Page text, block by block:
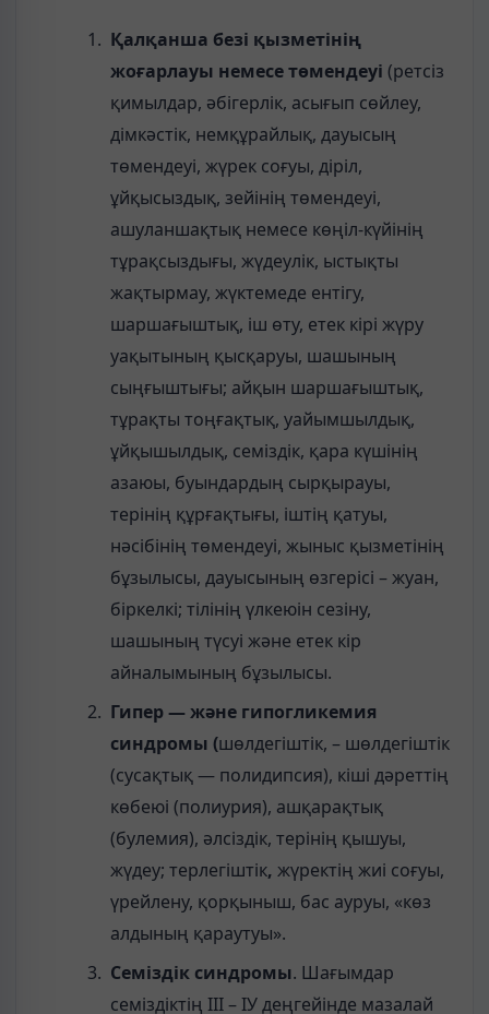
Қалқанша безі қызметінің
жоғарлауы немесе төмендеуі (ретсіз
қимылдар, әбігерлік, асығып сөйлеу,
дімкәстік, немқұрайлық, дауысың
төмендеуі, жүрек соғуы, діріл,
ұйқысыздық, зейінің төмендеуі,
ашуланшақтық немесе көңіл-күйінің
тұрақсыздығы, жүдеулік, ыстықты
жақтырмау, жүктемеде ентігу,
шаршағыштық, іш өту, етек кірі жүру
уақытының қысқаруы, шашының
сыңғыштығы; айқын шаршағыштық,
тұрақты тоңғақтық, уайымшылдық,
ұйқышылдық, семіздік, қара күшінің
азаюы, буындардың сырқырауы,
терінің құрғақтығы, іштің қатуы,
нәсібінің төмендеуі, жыныс қызметінің
бұзылысы, дауысының өзгерісі – жуан,
біркелкі; тілінің үлкеюін сезіну,
шашының түсуі және етек кір
айналымының бұзылысы.
Гипер — және гипогликемия
синдромы (шөлдегіштік, – шөлдегіштік
(сусақтық — полидипсия), кіші дәреттің
көбеюі (полиурия), ашқарақтық
(булемия), әлсіздік, терінің қышуы,
жүдеу; терлегіштік,жүректің жиі соғуы,
үрейлену, қорқыныш, бас ауруы, «көз
алдының қараутуы».
Семіздік синдромы. Шағымдар
семіздіктің ІІІ – ІУ деңгейінде мазалай